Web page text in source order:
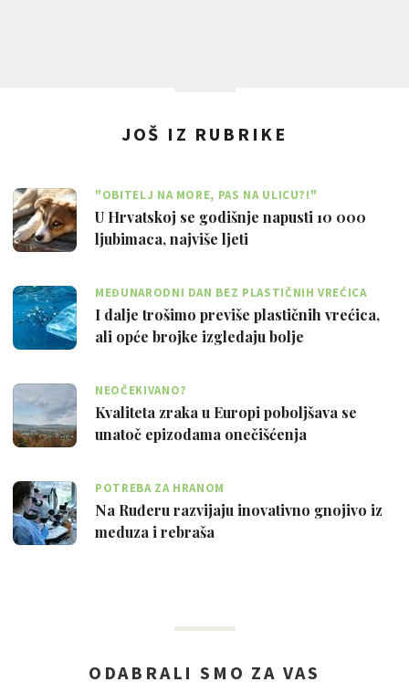
JOŠ IZ RUBRIKE
"OBITELJ NA MORE, PAS NA ULICU?!"
U Hrvatskoj se godišnje napusti 10 000
ljubimaca, najviše ljeti
MEĐUNARODNI DAN BEZ PLASTIČNIH VREĆICA
I dalje trošimo previše plastičnih vrećica,
ali opće brojke izgledaju bolje
NEOČEKIVANO?
Kvaliteta zraka u Europi poboljšava se
unatoč epizodama onečišćenja
POTREBA ZA HRANOM
Na Ruđeru razvijaju inovativno gnojivo iz
meduza i rebraša